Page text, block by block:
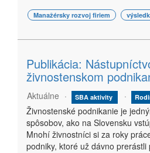
Manažérsky rozvoj firiem
Publikácia:
živnostenskom
Aktuálne SBA aktivity
Živnostenské podnikanie je
spôsobov, ako na Slovensku
Mnohí živnostníci si za roky
podniky, ktoré už dávno prerástli